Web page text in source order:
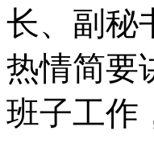
长、副秘
热情简要
班子工作